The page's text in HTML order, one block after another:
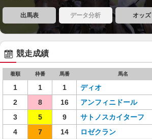
出馬表 データ分析 オッズ
競走成績
着順 枠番 馬番 馬名
1 1 1 ディオ
2
8 16 アンフィニドール
3
5 9 サトノスカイターフ
4
7 14 ロゼクラン